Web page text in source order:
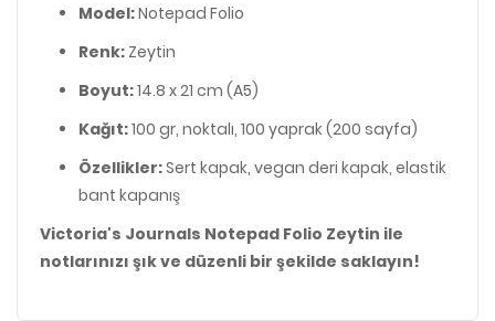
Model:Notepad Folio
Renk: Zeytin
Boyut:14.8 x 21 cm (A5)
Kağıt:100 gr, noktalı, 100 yaprak (200 sayfa)
Özellikler:Sert kapak, vegan deri kapak, elastik
bant kapanış
Victoria's Journals Notepad Folio Zeytin ile
notlarınızı şık ve düzenli bir şekilde saklayın!